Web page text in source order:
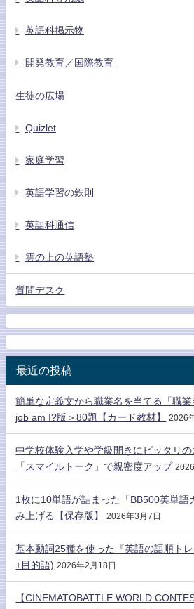
英語科掲示物
開発教育／国際教育
生徒の広場
Quizlet
家庭学習
英語学習の鉄則
英語科通信
雲の上の英語塾
質問デスク
最近の投稿
簡単な定義文から職業名を当てる「職
job am I?版＞80題【カード教材】
2026
中学校体験入学や学級開きにピッタリ
「スマイルトーク」で親密度アップ
1枚に10単語が詰まった「BB500英単語
み上げる【保存版】
2026年3月7日
基本動詞25種を使った『英語の語順ト
+目的語) 2026年2月18日
【CINEMATOBATTLE WORLD